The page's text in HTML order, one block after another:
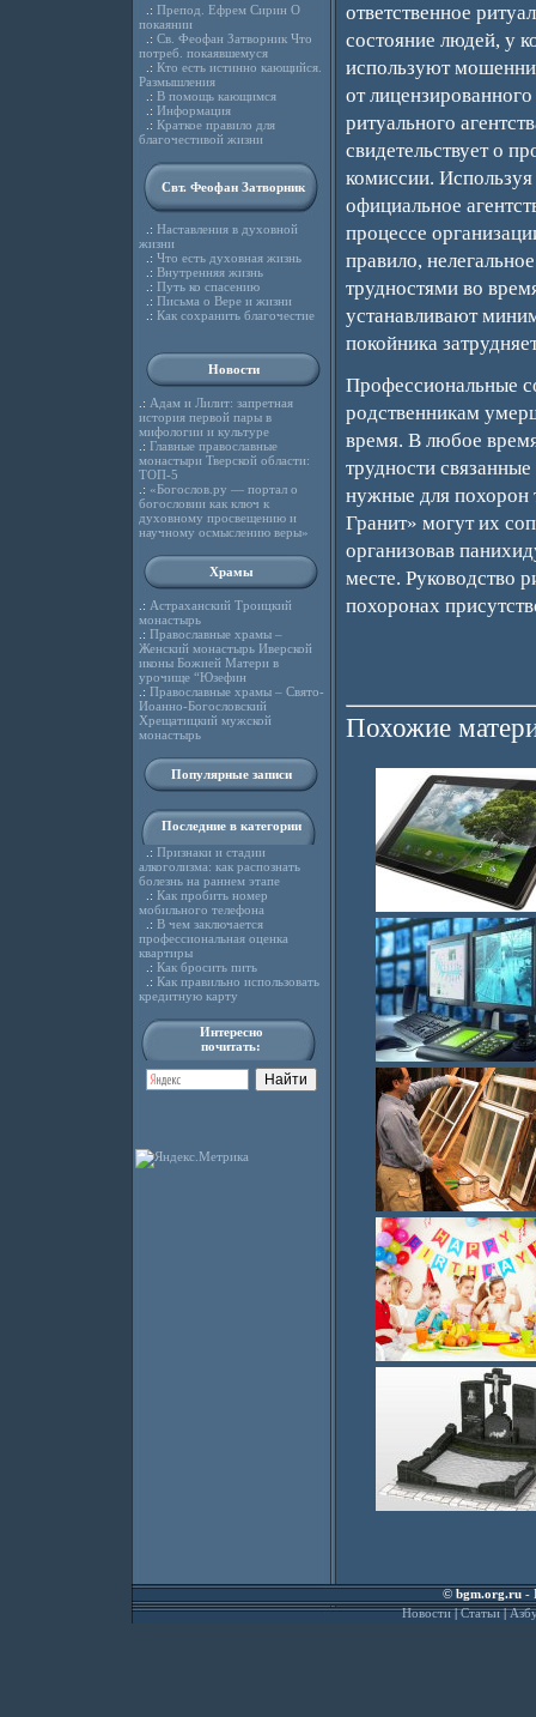
.: Препод. Ефрем Сирин О
покаянии
.: Св. Феофан Затворник Что
потреб. покаявшемуся
.: Кто есть истинно кающийся.
Размышления
.: В помощь кающимся
.: Информация
.: Краткое правило для
благочестивой жизни
Свт. Феофан Затворник
.: Наставления в духовной
жизни
.: Что есть духовная жизнь
.: Внутренняя жизнь
.: Путь ко спасению
.: Письма о Вере и жизни
.: Как сохранить благочестие
Новости
.: Адам и Лилит: запретная
история первой пары в
мифологии и культуре
.: Главные православные
монастыри Тверской области:
ТОП-5
.: «Богослов.ру — портал о
богословии как ключ к
духовному просвещению и
научному осмыслению веры»
Храмы
.: Астраханский Троицкий
монастырь
.: Православные храмы –
Женский монастырь Иверской
иконы Божией Матери в
урочище “Юзефин
.: Православные храмы – Свято-
Иоанно-Богословский
Хрещатицкий мужской
монастырь
Популярные записи
Последние в категории
.: Признаки и стадии
алкоголизма: как распознать
болезнь на раннем этапе
.: Как пробить номер
мобильного телефона
.: В чем заключается
профессиональная оценка
квартиры
.: Как бросить пить
.: Как правильно использовать
кредитную карту
Интересно
почитать:
ответственное
состояние людей, у
используют
от
ритуального
свидетельствует о
комиссии. Используя
официальное
процессе
правило,
трудностями во
устанавливают
покойника
Профессиональные
родственникам
время. В любое время
трудности
нужные для похорон
Гранит» могут их
организовав
месте. Руководство
похоронах
Похожие
©bgm.org.ru-
Новости|Статьи|